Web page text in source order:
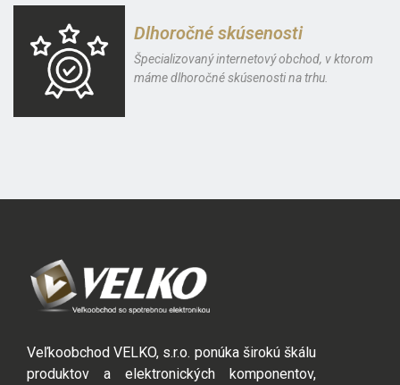
Dlhoročné skúsenosti
Špecializovaný internetový obchod, v ktorom
máme dlhoročné skúsenosti na trhu.
Veľkoobchod VELKO, s.r.o. ponúka širokú škálu
produktov a elektronických komponentov,